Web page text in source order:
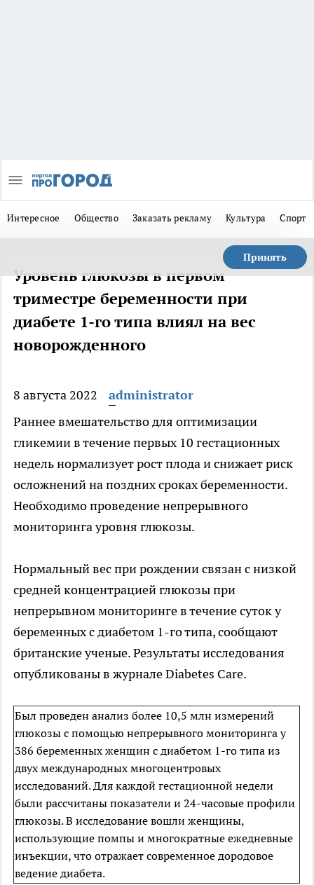
Интересное Общество Заказать рекламу Культура Спорт
Принять
Уровень глюкозы в первом
триместре беременности при
диабете 1-го типа влиял на вес
новорожденного
8 августа 2022
administrator
Раннее вмешательство для оптимизации
гликемии в течение первых 10 гестационных
недель нормализует рост плода и снижает риск
осложнений на поздних срокахбеременности.
Необходимо проведение непрерывного
мониторинга уровня глюкозы.
Нормальный вес при рождении связан с низкой
средней концентрацией глюкозы при
непрерывном мониторинге в течение суток у
беременных с диабетом 1-го типа, сообщают
британские ученые. Результаты исследования
опубликованы в журнале Diabetes Care.
Был проведен анализ более 10,5 млн измерений
глюкозы с помощью непрерывного мониторинга у
386 беременных женщин с диабетом 1-го типа из
двух международных многоцентровых
исследований. Для каждой гестационной недели
были рассчитаны показатели и 24-часовые профили
глюкозы. В исследование вошли женщины,
использующие помпы и многократные ежедневные
инъекции, что отражает современное дородовое
ведение диабета.